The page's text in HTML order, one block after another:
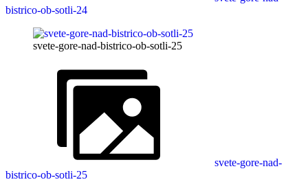
bistrico-ob-sotli-24
svete-gore-nad-bistrico-ob-sotli-25
svete-gore-nad-
bistrico-ob-sotli-25